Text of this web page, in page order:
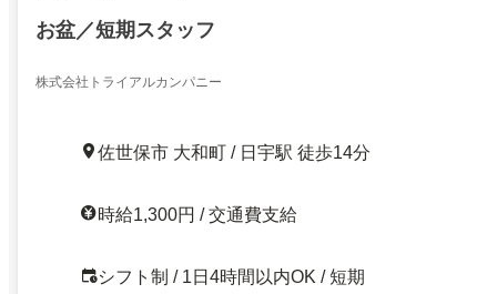
お盆／短期スタッフ
株式会社トライアルカンパニー
佐世保市 大和町 / 日宇駅 徒歩14分
時給1,300円 / 交通費支給
シフト制 / 1日4時間以内OK / 短期